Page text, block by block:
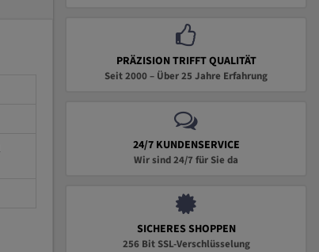
PRÄZISION TRIFFT QUALITÄT
Seit 2000 – Über 25 Jahre Erfahrung
24/7 KUNDENSERVICE
Wir sind 24/7 für Sie da
SICHERES SHOPPEN
256 Bit SSL-Verschlüsselung